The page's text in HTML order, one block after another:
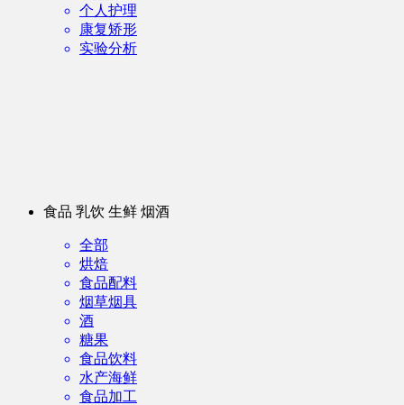
个人护理
康复矫形
实验分析
食品 乳饮 生鲜 烟酒
全部
烘焙
食品配料
烟草烟具
酒
糖果
食品饮料
水产海鲜
食品加工